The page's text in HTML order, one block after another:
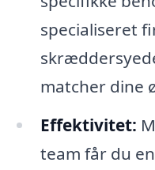
specialiseret
matcher dine
Effektivitet:
team får du